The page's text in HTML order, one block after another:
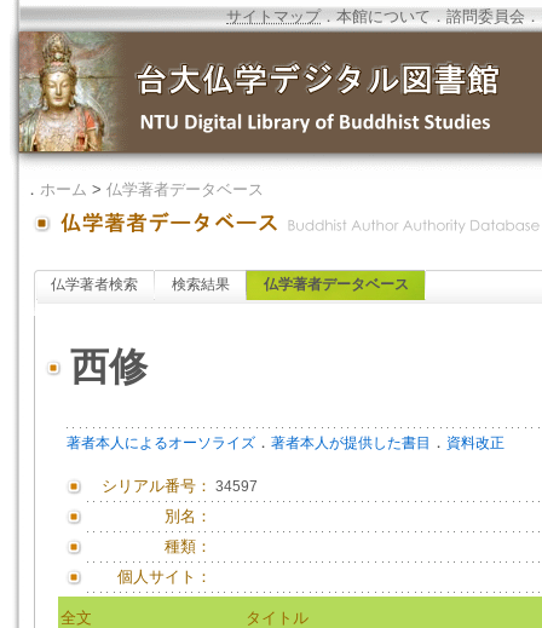
サイトマップ．本館について ．諮問委員会 ．
． ホーム > 仏学著者データベース
仏学著者検索 検索結果 仏学著者データベース
西修
著者本人によるオーソライズ ． 著者本人が提供した書目 ． 資料改正
シリアル番号： 34597
別名：
種類：
個人サイト：
全文 タイトル